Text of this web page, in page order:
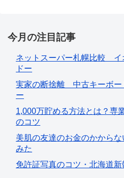
今月の注目記事
ネットスーパー札幌比較 イ
ドー
実家の断捨離 中古キーボー
ー
1,000万貯める方法とは？専
のコツ
美肌の友達のお金のかから
みた
免許証写真のコツ・北海道